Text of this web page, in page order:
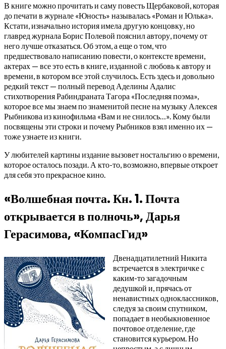
В книге можно прочитать и саму повесть Щербаковой, которая
до печати в журнале «Юность» называлась «Роман и Юлька».
Кстати, изначально история имела другую концовку, но
главред журнала Борис Полевой пояснил автору, почему от
него лучше отказаться. Об этом, а еще о том, что
предшествовало написанию повести, о контексте времени,
актерах — все это есть в книге, изданной с любовь к автору и
времени, в котором все этой случилось. Есть здесь и довольно
редкий текст — полный перевод Аделины Адалис
стихотворения Рабиндраната Тагора «Последняя поэма»,
которое все мы знаем по знаменитой песне на музыку Алексея
Рыбникова из кинофильма «Вам и не снилось…». Кому были
посвящены эти строки и почему Рыбников взял именно их —
тоже узнаете из книги.
У любителей картины издание вызовет ностальгию о времени,
которое осталось позади. А кто-то, возможно, впервые откроет
для себя это прекрасное кино.
«Волшебная почта. Кн. 1. Почта
открывается в полночь», Дарья
Герасимова, «КомпасГид»
Двенадцатилетний Никита
встречается в электричке с
каким-то загадочным
дедушкой и, прячась от
ненавистных одноклассников,
следуя за своим спутником,
попадает в необыкновенное
почтовое отделение, где
становится курьером. Но